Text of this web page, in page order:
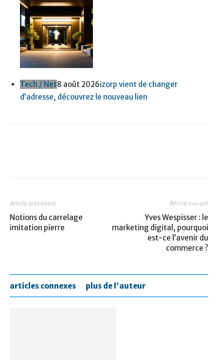
Tech / Net8 août 2026izorp vient de changer
d’adresse, découvrez le nouveau lien
Article précédent
Notions du carrelage
imitation pierre
Article suivant
Yves Wespisser : le
marketing digital, pourquoi
est-ce l’avenir du
commerce ?
articles connexes plus de l'auteur